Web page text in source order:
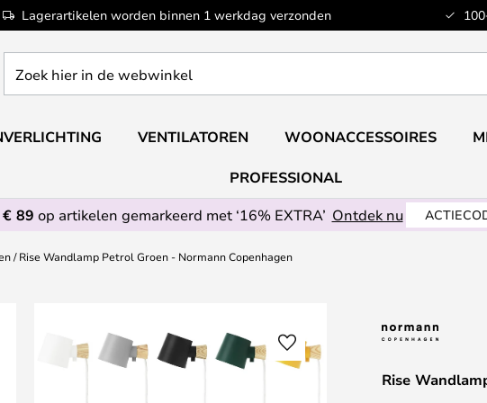
Lagerartikelen worden binnen 1 werkdag verzonden
hier
de
VENTILATOREN WOONACCESSOIRES
PROFESSIONAL
89 op artikelen gemarkeerd met ‘16% EXTRA’ Ontdek nu
Rise Wandlamp Petrol Groen - Normann Copenhagen
Rise